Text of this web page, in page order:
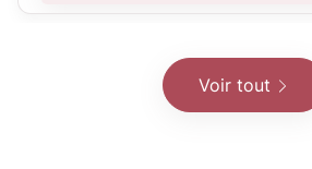
Voir tout